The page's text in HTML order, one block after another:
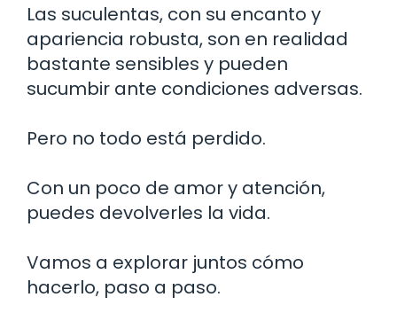
Las suculentas, con su encanto y
apariencia robusta, son en realidad
bastante sensibles y pueden
sucumbir ante condiciones adversas.
Pero no todo está perdido.
Con un poco de amor y atención,
puedes devolverles la vida.
Vamos a explorar juntos cómo
hacerlo, paso a paso.